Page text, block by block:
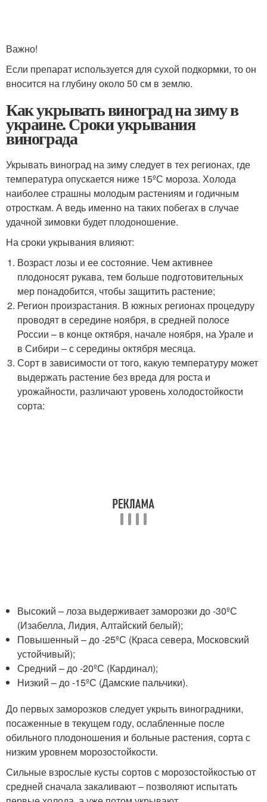
Важно!
Если препарат используется для сухой подкормки, то он
вносится на глубину около 50 см в землю.
Как укрывать виноград на зиму в
украине. Сроки укрывания
винограда
Укрывать виноград на зиму следует в тех регионах, где
температура опускается ниже 15ºС мороза. Холода
наиболее страшны молодым растениям и годичным
отросткам. А ведь именно на таких побегах в случае
удачной зимовки будет плодоношение.
На сроки укрывания влияют:
Возраст лозы и ее состояние. Чем активнее
плодоносят рукава, тем больше подготовительных
мер понадобится, чтобы защитить растение;
Регион произрастания. В южных регионах процедуру
проводят в середине ноября, в средней полосе
России – в конце октября, начале ноября, на Урале и
в Сибири – с середины октября месяца.
Сорт в зависимости от того, какую температуру может
выдержать растение без вреда для роста и
урожайности, различают уровень холодостойкости
сорта:
Высокий – лоза выдерживает заморозки до -30ºС
(Изабелла, Лидия, Алтайский белый);
Повышенный – до -25ºС (Краса севера, Московский
устойчивый);
Средний – до -20ºС (Кардинал);
Низкий – до -15ºС (Дамские пальчики).
До первых заморозков следует укрыть виноградники,
посаженные в текущем году, ослабленные после
обильного плодоношения и больные растения, сорта с
низким уровнем морозостойкости.
Сильные взрослые кусты сортов с морозостойкостью от
средней сначала закаливают – позволяют испытать